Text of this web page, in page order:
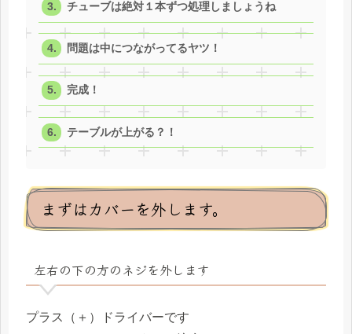
チューブは絶対１本ずつ処理しましょうね
問題は中につながってるヤツ！
完成！
テーブルが上がる？！
まずはカバーを外します。
左右の下の方のネジを外します
プラス（＋）ドライバーです